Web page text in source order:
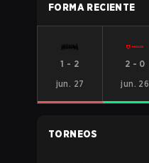
FORMA RECIENTE
1 - 2
jun. 27
2 - 0
jun. 26
TORNEOS